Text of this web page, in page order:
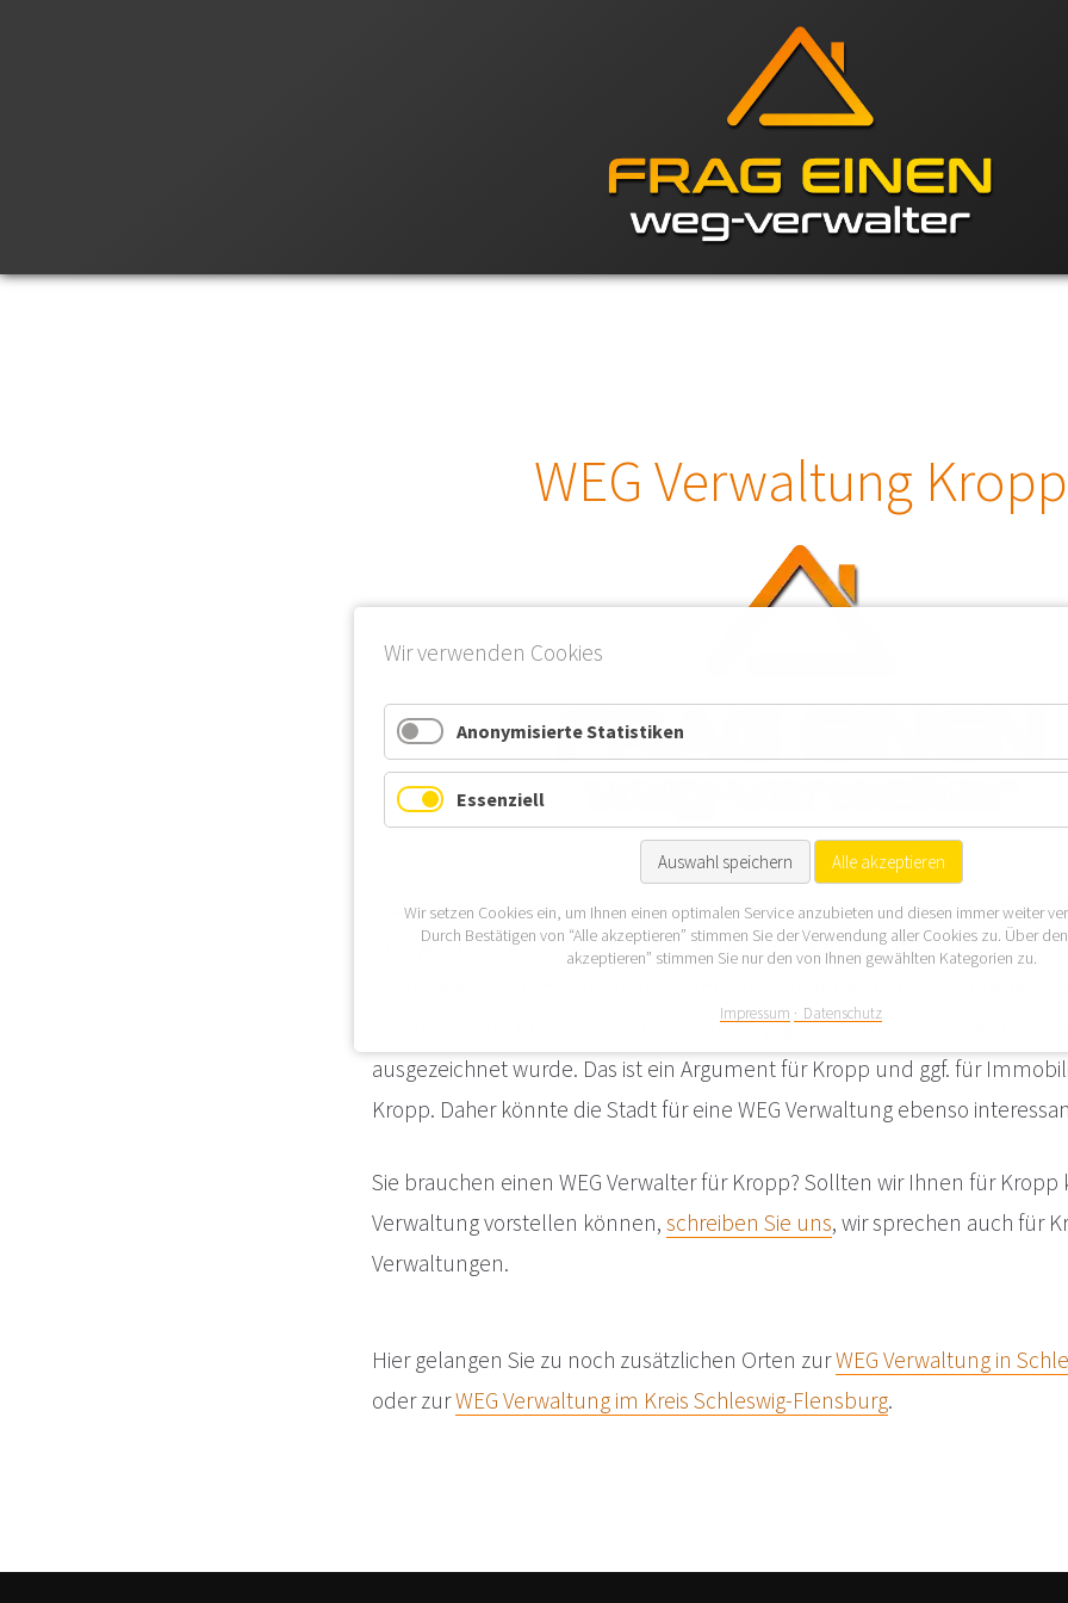
WEG Verwaltung Kropp
Die Gemeinde Kropp befindet sich im Kreis Schleswig-Flensburg am
Kreisgebietes. Außerhalb der WEG Verwaltung kennt man wahrscheinlich
Beliebtheit der Gemeinde, die als kinder-, jugend- und familienfreundliche
ausgezeichnet wurde. Das ist ein Argument für Kropp und ggf. für
Kropp. Daher könnte die Stadt für eine WEG Verwaltung ebenso
Sie brauchen einen WEG Verwalter für Kropp? Sollten wir Ihnen für Kropp
Verwaltung vorstellen können, schreiben Sie uns, wir sprechen auch für
Verwaltungen.
Hier gelangen Sie zu noch zusätzlichen Orten zurWEG Verwaltung in
oder zurWEG Verwaltung im Kreis Schleswig-Flensburg.
Wir verwenden Cookies
Anonymisierte Statistiken
Essenziell
Auswahl speichern Alle akzeptieren
Wir setzen Cookies ein, um Ihnen einen optimalen Service anzubieten und diesen immer weiter
Durch Bestätigen von “Alle akzeptieren” stimmen Sie der Verwendung aller Cookies zu. Über
akzeptieren” stimmen Sie nur den von Ihnen gewählten Kategorien zu.
Impressum Datenschutz